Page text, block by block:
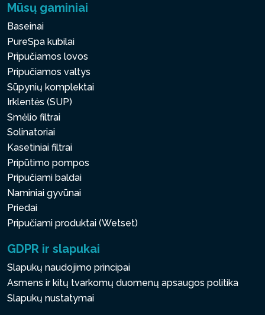
Mūsų gaminiai
Baseinai
PureSpa kubilai
Pripučiamos lovos
Pripučiamos valtys
Sūpynių komplektai
Irklentės (SUP)
Smėlio filtrai
Solinatoriai
Kasetiniai filtrai
Pripūtimo pompos
Pripučiami baldai
Naminiai gyvūnai
Priedai
Pripučiami produktai (Wetset)
GDPR ir slapukai
Slapukų naudojimo principai
Asmens ir kitų tvarkomų duomenų apsaugos politika
Slapukų nustatymai